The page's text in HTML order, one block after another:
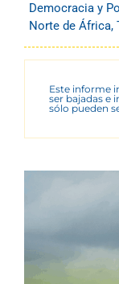
Democracia y
Norte de África,
Este informe
ser bajadas e
sólo pueden